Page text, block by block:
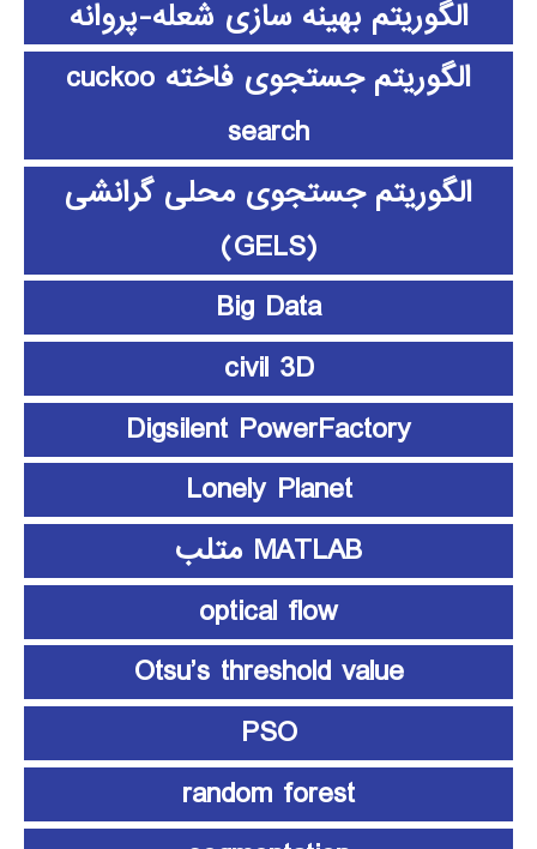
الگوریتم بهینه سازی شعله-پروانه
الگوریتم جستجوی فاخته cuckoo
search
الگوریتم جستجوی محلی گرانشی
(GELS)
Big Data
civil 3D
Digsilent PowerFactory
Lonely Planet
MATLAB متلب
optical flow
Otsu’s threshold value
PSO
random forest